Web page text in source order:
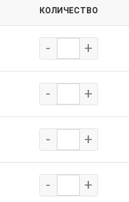
КОЛИЧЕСТВО
- +
- +
- +
- +